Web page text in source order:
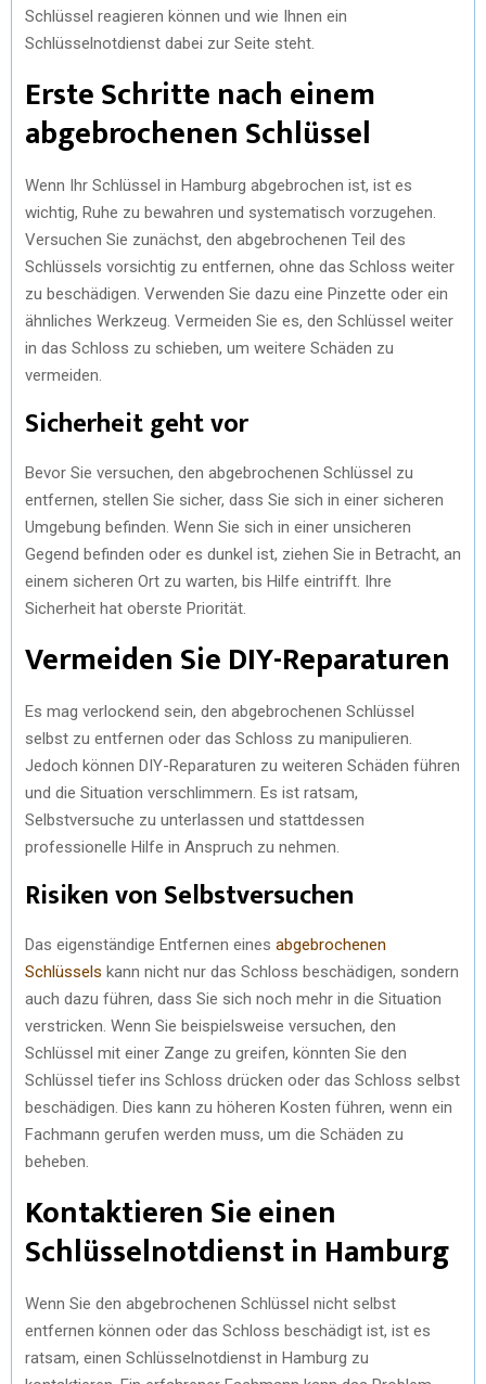
Schlüssel reagieren können und wie Ihnen ein
Schlüsselnotdienst dabei zur Seite steht.
Erste Schritte nach einem
abgebrochenen Schlüssel
Wenn Ihr Schlüssel in Hamburg abgebrochen ist, ist es
wichtig, Ruhe zu bewahren und systematisch vorzugehen.
Versuchen Sie zunächst, den abgebrochenen Teil des
Schlüssels vorsichtig zu entfernen, ohne das Schloss weiter
zu beschädigen. Verwenden Sie dazu eine Pinzette oder ein
ähnliches Werkzeug. Vermeiden Sie es, den Schlüssel weiter
in das Schloss zu schieben, um weitere Schäden zu
vermeiden.
Sicherheit geht vor
Bevor Sie versuchen, den abgebrochenen Schlüssel zu
entfernen, stellen Sie sicher, dass Sie sich in einer sicheren
Umgebung befinden. Wenn Sie sich in einer unsicheren
Gegend befinden oder es dunkel ist, ziehen Sie in Betracht, an
einem sicheren Ort zu warten, bis Hilfe eintrifft. Ihre
Sicherheit hat oberste Priorität.
Vermeiden Sie DIY-Reparaturen
Es mag verlockend sein, den abgebrochenen Schlüssel
selbst zu entfernen oder das Schloss zu manipulieren.
Jedoch können DIY-Reparaturen zu weiteren Schäden führen
und die Situation verschlimmern. Es ist ratsam,
Selbstversuche zu unterlassen und stattdessen
professionelle Hilfe in Anspruch zu nehmen.
Risiken von Selbstversuchen
Das eigenständige Entfernen eines abgebrochenen
Schlüssels kann nicht nur das Schloss beschädigen, sondern
auch dazu führen, dass Sie sich noch mehr in die Situation
verstricken. Wenn Sie beispielsweise versuchen, den
Schlüssel mit einer Zange zu greifen, könnten Sie den
Schlüssel tiefer ins Schloss drücken oder das Schloss selbst
beschädigen. Dies kann zu höheren Kosten führen, wenn ein
Fachmann gerufen werden muss, um die Schäden zu
beheben.
Kontaktieren Sie einen
Schlüsselnotdienst in Hamburg
Wenn Sie den abgebrochenen Schlüssel nicht selbst
entfernen können oder das Schloss beschädigt ist, ist es
ratsam, einen Schlüsselnotdienst in Hamburg zu